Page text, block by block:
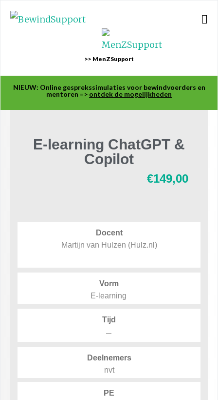
>> MenZSupport
NIEUW: Online gesprekssimulaties voor bewindvoerders en
mentoren => ontdek de mogelijkheden
E-learning ChatGPT &
Copilot
€149,00
Docent
Martijn van Hulzen (Hulz.nl)
Vorm
E-learning
Tijd
–
Deelnemers
nvt
PE